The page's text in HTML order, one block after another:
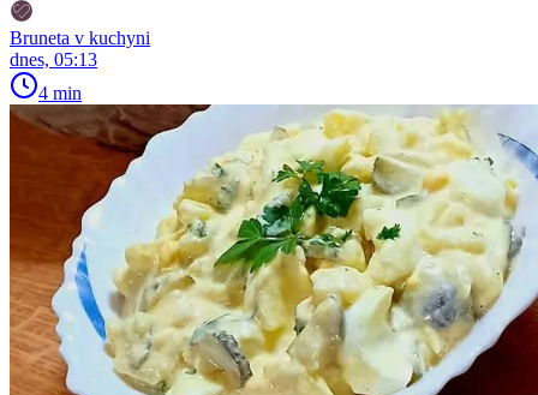
Bruneta v kuchyni
dnes, 05:13
4 min